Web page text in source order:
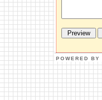
POWERED BY